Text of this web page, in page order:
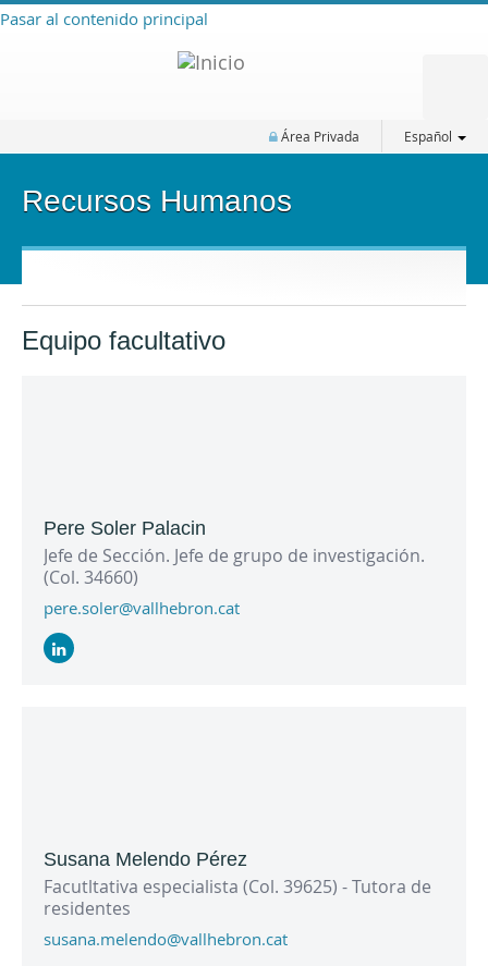
Pasar al contenido principal
Área Privada Español
Recursos Humanos
Equipo facultativo
Pere Soler Palacin
Jefe de Sección. Jefe de grupo de investigación.
(Col. 34660)
pere.soler@vallhebron.cat
Susana Melendo Pérez
Facutltativa especialista (Col. 39625) - Tutora de
residentes
susana.melendo@vallhebron.cat